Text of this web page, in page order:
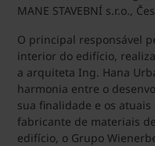
MANE STAVEBNÍ s.r.o.,
O principal responsável
interior do edifício,
a arquiteta Ing. Hana
harmonia entre o
sua finalidade e os
fabricante de materiais
edifício, o Grupo